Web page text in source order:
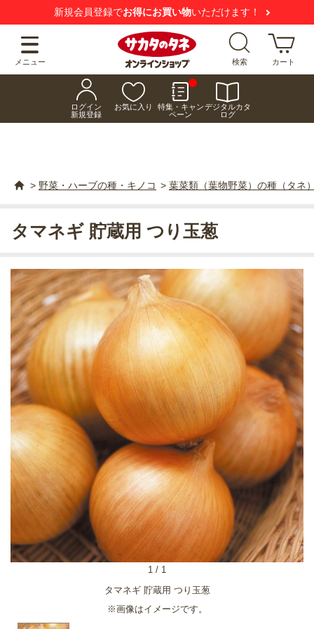
新規会員登録でお得にお買い物いただけます！
メニュー 検索 カート
ログイン
新規登録
お気に入り
特集・キャン
ペーン
デジタルカタ
ログ
> 野菜・ハーブの種・キノコ > 葉菜類（葉物野菜）の種（タネ
タマネギ 貯蔵用 つり玉葱
※画像はイメージです。
1 / 1
タマネギ 貯蔵用 つり玉葱